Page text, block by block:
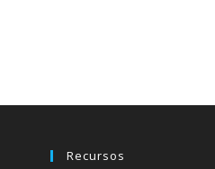
Recursos